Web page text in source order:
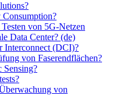
von 5G-Netzen
Data Center? (de)
Interconnect (DCI)?
von Faserendflächen?
Sensing?
von